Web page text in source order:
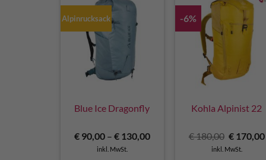
Alpinrucksack
Blue Ice Dragonfly
€90,00– €130,00
inkl. MwSt.
-6%
Kohla Alpinist 22
€180,00
Preis
war:
€ 170,00
inkl. MwSt.